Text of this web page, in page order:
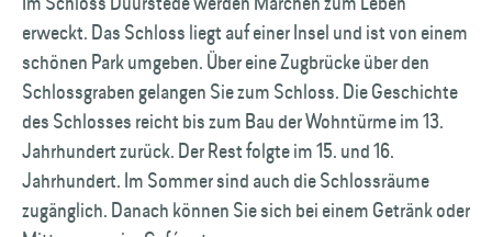
erweckt. Das Schloss liegt auf einer Insel und ist von einem
schönen Park umgeben. Über eine Zugbrücke über den
Schlossgraben gelangen Sie zum Schloss. Die Geschichte
des Schlosses reicht bis zum Bau der Wohntürme im 13.
Jahrhundert zurück. Der Rest folgte im 15. und 16.
Jahrhundert. Im Sommer sind auch die Schlossräume
zugänglich. Danach können Sie sich bei einem Getränk oder